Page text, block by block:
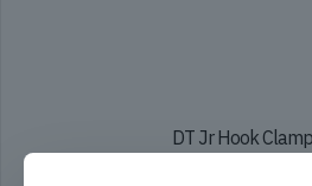
DT Jr Hook